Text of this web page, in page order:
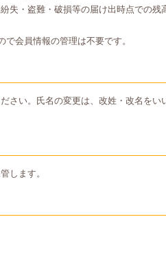
・盗難・破損等の届け出時点での残
会員情報の管理は不要です。
い。氏名の変更は、改姓・改名を
します。